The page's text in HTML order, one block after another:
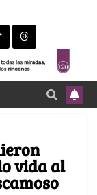
vida al